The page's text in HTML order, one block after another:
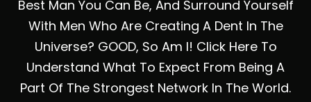
Best Man You Can Be, And Surround Yourself
With Men Who Are Creating A Dent In The
Universe? GOOD, So Am I! Click Here To
Understand What To Expect From Being A
Part Of The Strongest Network In The World.